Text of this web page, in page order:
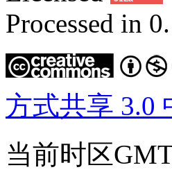
Processed in
方式共享 3.0
当前时区